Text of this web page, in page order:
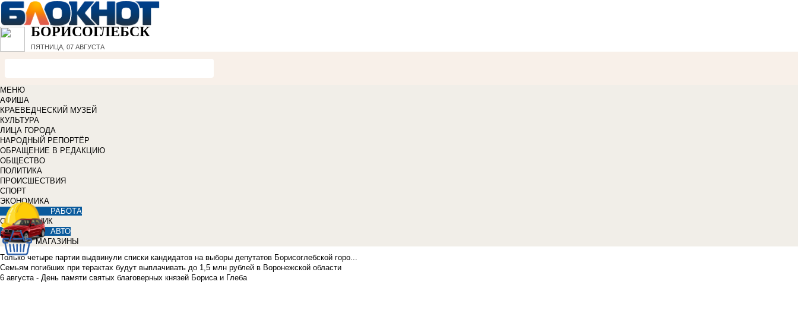
БОРИСОГЛЕБСК
ПЯТНИЦА, 07 АВГУСТА
МЕНЮ
АФИША
КРАЕВЕДЧЕСКИЙ МУЗЕЙ
КУЛЬТУРА
ЛИЦА ГОРОДА
НАРОДНЫЙ РЕПОРТЁР
ОБРАЩЕНИЕ В РЕДАКЦИЮ
ОБЩЕСТВО
ПОЛИТИКА
ПРОИСШЕСТВИЯ
СПОРТ
ЭКОНОМИКА
РАБОТА
СПРАВОЧНИК
АВТО
МАГАЗИНЫ
Только четыре партии выдвинули списки кандидатов на выборы депутатов Борисоглебской горо...
Семьям погибших при терактах будут выплачивать до 1,5 млн рублей в Воронежской области
6 августа - День памяти святых благоверных князей Бориса и Глеба